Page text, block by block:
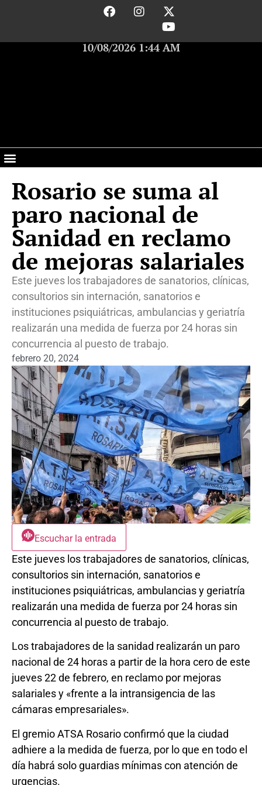
10/08/2026 1:44 AM
Rosario se suma al
paro nacional de
Sanidad en reclamo
de mejoras salariales
Este jueves los trabajadores de sanatorios, clínicas,
consultorios sin internación, sanatorios e
instituciones psiquiátricas, ambulancias y geriatría
realizarán una medida de fuerza por 24 horas sin
concurrencia al puesto de trabajo.
febrero 20, 2024
Escuchar la entrada
Este jueves los trabajadores de sanatorios, clínicas,
consultorios sin internación, sanatorios e
instituciones psiquiátricas, ambulancias y geriatría
realizarán una medida de fuerza por 24 horas sin
concurrencia al puesto de trabajo.
Los trabajadores de la sanidad realizarán un paro
nacional de 24 horas a partir de la hora cero de este
jueves 22 de febrero, en reclamo por mejoras
salariales y «frente a la intransigencia de las
cámaras empresariales».
El gremio ATSA Rosario confirmó que la ciudad
adhiere a la medida de fuerza, por lo que en todo el
día habrá solo guardias mínimas con atención de
urgencias.